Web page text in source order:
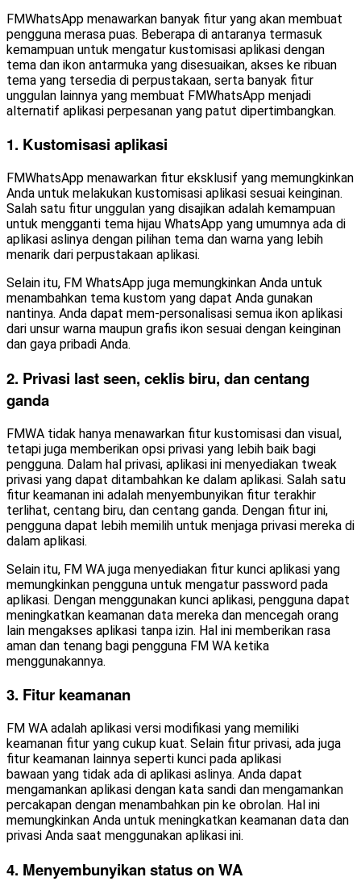
FMWhatsApp menawarkan banyak fitur yang akan membuat
pengguna merasa puas. Beberapa di antaranya termasuk
kemampuan untuk mengatur kustomisasi aplikasi dengan
tema dan ikon antarmuka yang disesuaikan, akses ke ribuan
tema yang tersedia di perpustakaan, serta banyak fitur
unggulan lainnya yang membuat FMWhatsApp menjadi
alternatif aplikasi perpesanan yang patut dipertimbangkan.
1. Kustomisasi aplikasi
FMWhatsApp menawarkan fitur eksklusif yang memungkinkan
Anda untuk melakukan kustomisasi aplikasi sesuai keinginan.
Salah satu fitur unggulan yang disajikan adalah kemampuan
untuk mengganti tema hijau WhatsApp yang umumnya ada di
aplikasi aslinya dengan pilihan tema dan warna yang lebih
menarik dari perpustakaan aplikasi.
Selain itu, FM WhatsApp juga memungkinkan Anda untuk
menambahkan tema kustom yang dapat Anda gunakan
nantinya. Anda dapat mem-personalisasi semua ikon aplikasi
dari unsur warna maupun grafis ikon sesuai dengan keinginan
dan gaya pribadi Anda.
2. Privasi last seen, ceklis biru, dan centang
ganda
FMWA tidak hanya menawarkan fitur kustomisasi dan visual,
tetapi juga memberikan opsi privasi yang lebih baik bagi
pengguna. Dalam hal privasi, aplikasi ini menyediakan tweak
privasi yang dapat ditambahkan ke dalam aplikasi. Salah satu
fitur keamanan ini adalah menyembunyikan fitur terakhir
terlihat, centang biru, dan centang ganda. Dengan fitur ini,
pengguna dapat lebih memilih untuk menjaga privasi mereka di
dalam aplikasi.
Selain itu, FM WA juga menyediakan fitur kunci aplikasi yang
memungkinkan pengguna untuk mengatur password pada
aplikasi. Dengan menggunakan kunci aplikasi, pengguna dapat
meningkatkan keamanan data mereka dan mencegah orang
lain mengakses aplikasi tanpa izin. Hal ini memberikan rasa
aman dan tenang bagi pengguna FM WA ketika
menggunakannya.
3. Fitur keamanan
FM WA adalah aplikasi versi modifikasi yang memiliki
keamanan fitur yang cukup kuat. Selain fitur privasi, ada juga
fitur keamanan lainnya seperti kunci pada aplikasi
bawaan yang tidak ada di aplikasi aslinya. Anda dapat
mengamankan aplikasi dengan kata sandi dan mengamankan
percakapan dengan menambahkan pin ke obrolan. Hal ini
memungkinkan Anda untuk meningkatkan keamanan data dan
privasi Anda saat menggunakan aplikasi ini.
4. Menyembunyikan status on WA